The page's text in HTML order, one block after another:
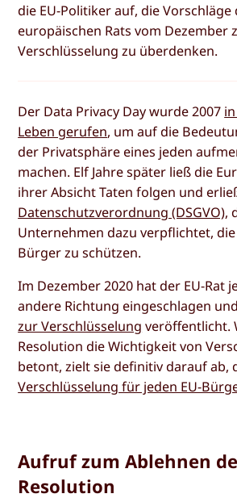
die EU-Politiker auf, die Vorschläge
europäischen Rats vom Dezember
Verschlüsselung zu überdenken.
Der Data Privacy Day wurde 2007
Leben gerufen, um auf die
der Privatsphäre eines jeden
machen. Elf Jahre später ließ die
ihrer Absicht Taten folgen und
Datenschutzverordnung (DSGVO),
Unternehmen dazu verpflichtet,
Bürger zu schützen.
Im Dezember 2020 hat der EU-Rat
andere Richtung eingeschlagen
zur Verschlüsselung veröffentlicht.
Resolution die Wichtigkeit von
betont, zielt sie definitiv darauf ab,
Verschlüsselung für jeden EU-
Aufruf zum Ablehnen
Resolution